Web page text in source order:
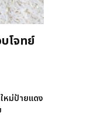
โจทย์
หม่ป้ายแดง